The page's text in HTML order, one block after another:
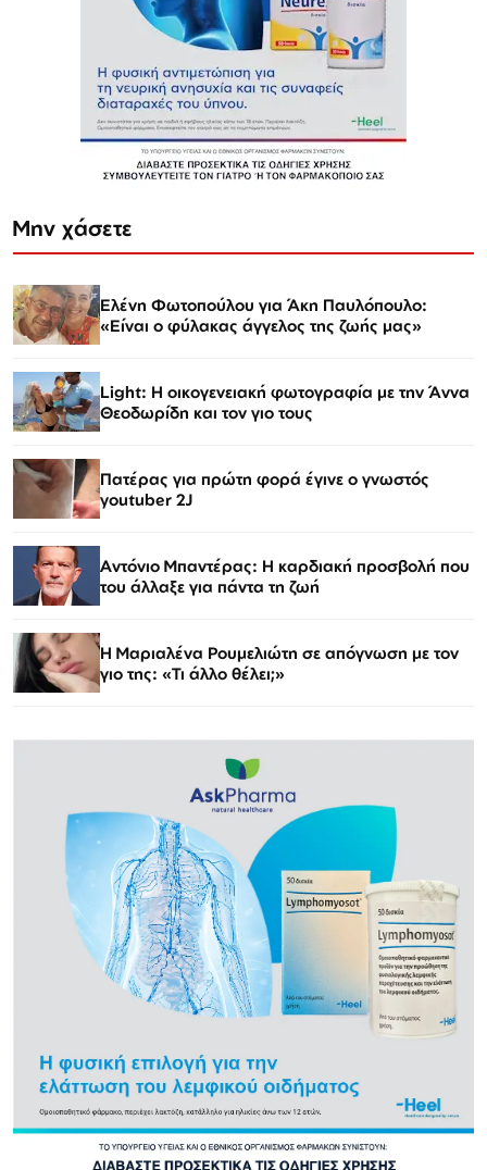
Μην χάσετε
Ελένη Φωτοπούλου για Άκη Παυλόπουλο:
«Είναι ο φύλακας άγγελος της ζωής μας»
Light: Η οικογενειακή φωτογραφία με την Άννα
Θεοδωρίδη και τον γιο τους
Πατέρας για πρώτη φορά έγινε ο γνωστός
youtuber 2J
Αντόνιο Μπαντέρας: Η καρδιακή προσβολή που
του άλλαξε για πάντα τη ζωή
H Μαριαλένα Ρουμελιώτη σε απόγνωση με τον
γιο της: «Τι άλλο θέλει;»